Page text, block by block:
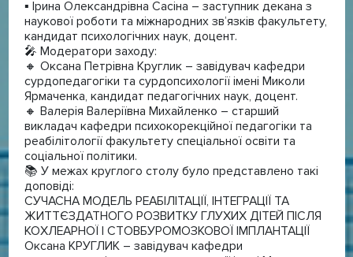
▪️ Ірина Олександрівна Сасіна – заступник декана з
наукової роботи та міжнародних зв’язків факультету,
кандидат психологічних наук, доцент.
🎤 Модератори заходу:
🔸 Оксана Петрівна Круглик – завідувач кафедри
сурдопедагогіки та сурдопсихології імені Миколи
Ярмаченка, кандидат педагогічних наук, доцент.
🔸 Валерія Валеріївна Михайленко – старший
викладач кафедри психокорекційної педагогіки та
реабілітології факультету спеціальної освіти та
соціальної політики.
📚 У межах круглого столу було представлено такі
доповіді:
СУЧАСНА МОДЕЛЬ РЕАБІЛІТАЦІЇ, ІНТЕГРАЦІЇ ТА
ЖИТТЄЗДАТНОГО РОЗВИТКУ ГЛУХИХ ДІТЕЙ ПІСЛЯ
КОХЛЕАРНОЇ І СТОВБУРОМОЗКОВОЇ ІМПЛАНТАЦІЇ
Оксана КРУГЛИК – завідувач кафедри